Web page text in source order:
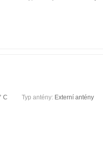
C Typ antény: Externí antény